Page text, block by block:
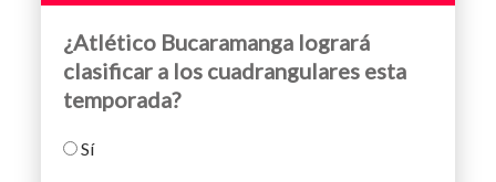
¿Atlético Bucaramanga logrará
clasificar a los cuadrangulares esta
temporada?
Sí